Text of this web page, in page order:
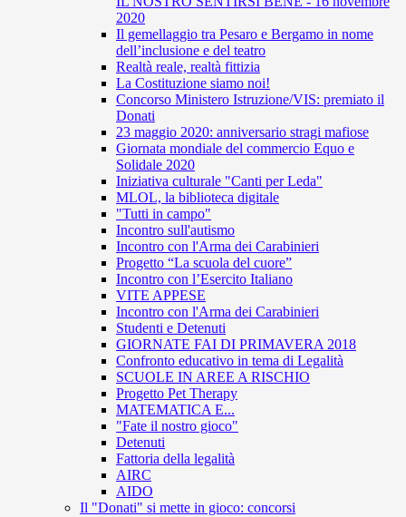
2020
Il gemellaggio tra Pesaro e Bergamo in nome
dell’inclusione e del teatro
Realtà reale, realtà fittizia
La Costituzione siamo noi!
Concorso Ministero Istruzione/VIS: premiato il
Donati
23 maggio 2020: anniversario stragi mafiose
Giornata mondiale del commercio Equo e
Solidale 2020
Iniziativa culturale "Canti per Leda"
MLOL, la biblioteca digitale
"Tutti in campo"
Incontro sull'autismo
Incontro con l'Arma dei Carabinieri
Progetto “La scuola del cuore”
Incontro con l’Esercito Italiano
VITE APPESE
Incontro con l'Arma dei Carabinieri
Studenti e Detenuti
GIORNATE FAI DI PRIMAVERA 2018
Confronto educativo in tema di Legalità
SCUOLE IN AREE A RISCHIO
Progetto Pet Therapy
MATEMATICA E...
"Fate il nostro gioco"
Detenuti
Fattoria della legalità
AIRC
AIDO
Il "Donati" si mette in gioco: concorsi